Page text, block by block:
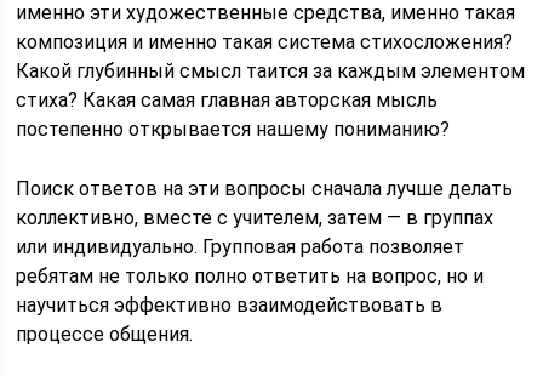
именно эти художественные средства, именно такая
композиция и именно такая система стихосложения?
Какой глубинный смысл таится за каждым элементом
стиха? Какая самая главная авторская мысль
постепенно открывается нашему пониманию?
Поиск ответов на эти вопросы сначала лучше делать
коллективно, вместе с учителем, затем — в группах
или индивидуально. Групповая работа позволяет
ребятам не только полно ответить на вопрос, но и
научиться эффективно взаимодействовать в
процессе общения.